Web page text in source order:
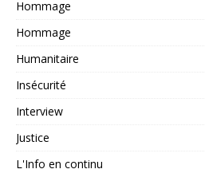
Hommage
Hommage
Humanitaire
Insécurité
Interview
Justice
L'Info en continu